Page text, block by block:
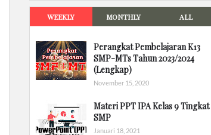
WEEKLY MONTHLY ALL
Perangkat Pembelajaran K13
SMP-MTs Tahun 2023/2024
(Lengkap)
November 15, 2020
Materi PPT IPA Kelas 9 Tingkat
SMP
Januari 18, 2021